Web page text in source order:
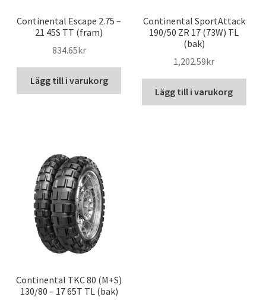
Continental Escape 2.75 –
21 45S TT (fram)
834.65kr
Lägg till i varukorg
Continental SportAttack
190/50 ZR 17 (73W) TL
(bak)
1,202.59kr
Lägg till i varukorg
Continental TKC 80 (M+S)
130/80 – 17 65T TL (bak)